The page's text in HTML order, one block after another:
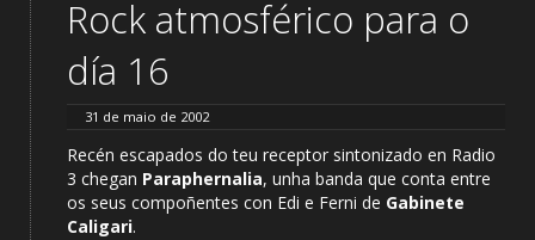
Rock atmosférico para o
día 16
31 de maio de 2002
Recén escapados do teu receptor sintonizado en Radio
3 chegan Paraphernalia, unha banda que conta entre
os seus compoñentes con Edi e Ferni de Gabinete
Caligari.